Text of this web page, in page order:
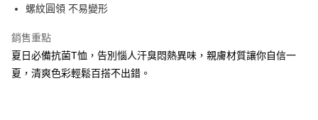
國泰世華商業銀行
匯豐（台灣）商業銀行
聯邦商業銀行
遠東國際商業銀行
元大商業銀行
Google Pay
全盈+PAY
螺紋圓領 不易變形
銷售重點
夏日必備抗菌T恤，告別惱人汗臭悶熱異味，親膚材質讓你自信一
夏，清爽色彩輕鬆百搭不出錯。